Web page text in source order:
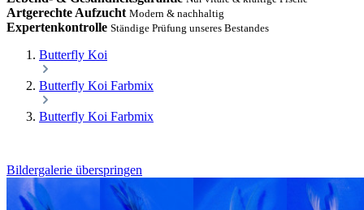
Artgerechte Aufzucht Modern & nachhaltig
Expertenkontrolle Ständige Prüfung unseres Bestandes
Butterfly Koi
Butterfly Koi Farbmix
Butterfly Koi Farbmix
Bildergalerie überspringen